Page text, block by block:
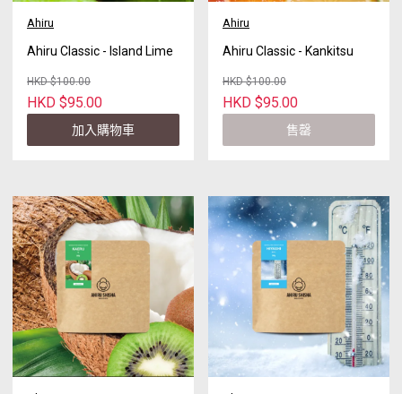
Ahiru
Ahiru Classic - Island Lime
HKD $100.00
HKD $95.00
加入購物車
Ahiru
Ahiru Classic - Kankitsu
HKD $100.00
HKD $95.00
售罄